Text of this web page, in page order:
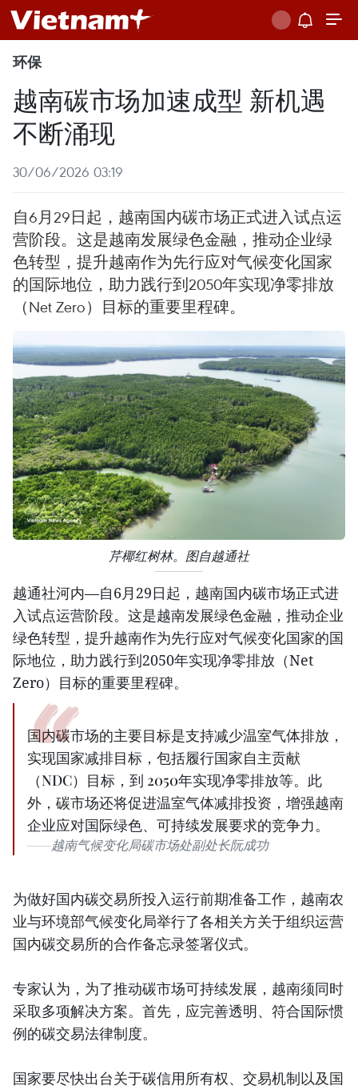
环保
越南碳市场加速成型 新机遇
不断涌现
30/06/2026 03:19
自6月29日起，越南国内碳市场正式进入试点运
营阶段。这是越南发展绿色金融，推动企业绿
色转型，提升越南作为先行应对气候变化国家
的国际地位，助力践行到2050年实现净零排放
（Net Zero）目标的重要里程碑。
芹椰红树林。图自越通社
越通社河内—自6月29日起，越南国内碳市场正式进
入试点运营阶段。这是越南发展绿色金融，推动企业
绿色转型，提升越南作为先行应对气候变化国家的国
际地位，助力践行到2050年实现净零排放（Net
Zero）目标的重要里程碑。
国内碳市场的主要目标是支持减少温室气体排放，
实现国家减排目标，包括履行国家自主贡献
（NDC）目标，到 2050年实现净零排放等。此
外，碳市场还将促进温室气体减排投资，增强越南
企业应对国际绿色、可持续发展要求的竞争力。
越南气候变化局碳市场处副处长阮成功
为做好国内碳交易所投入运行前期准备工作，越南农
业与环境部气候变化局举行了各相关方关于组织运营
国内碳交易所的合作备忘录签署仪式。
专家认为，为了推动碳市场可持续发展，越南须同时
采取多项解决方案。首先，应完善透明、符合国际惯
例的碳交易法律制度。
国家要尽快出台关于碳信用所有权、交易机制以及国